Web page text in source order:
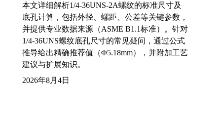
本文详细解析1/4-36UNS-2A螺纹的标准尺寸及
底孔计算，包括外径、螺距、公差等关键参数，
并提供专业数据来源（ASME B1.1标准）。针对
1/4-36UNS螺纹底孔尺寸的常见疑问，通过公式
推导给出精确推荐值（Φ5.18mm），并附加工艺
建议与扩展知识。
2026年8月4日